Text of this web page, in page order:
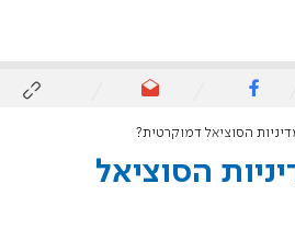
הסוציאל דמוקרטית?
הסוציאל